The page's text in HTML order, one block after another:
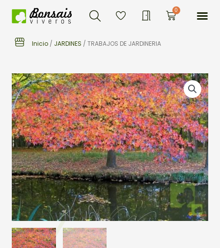
Buscar 0Carrito
Inicio / JARDINES / TRABAJOS DE JARDINERIA